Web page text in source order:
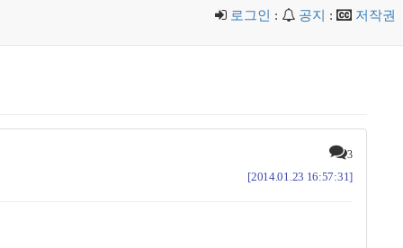
로그인 : 공지 : 저작권
3
[2014.01.23 16:57:31]